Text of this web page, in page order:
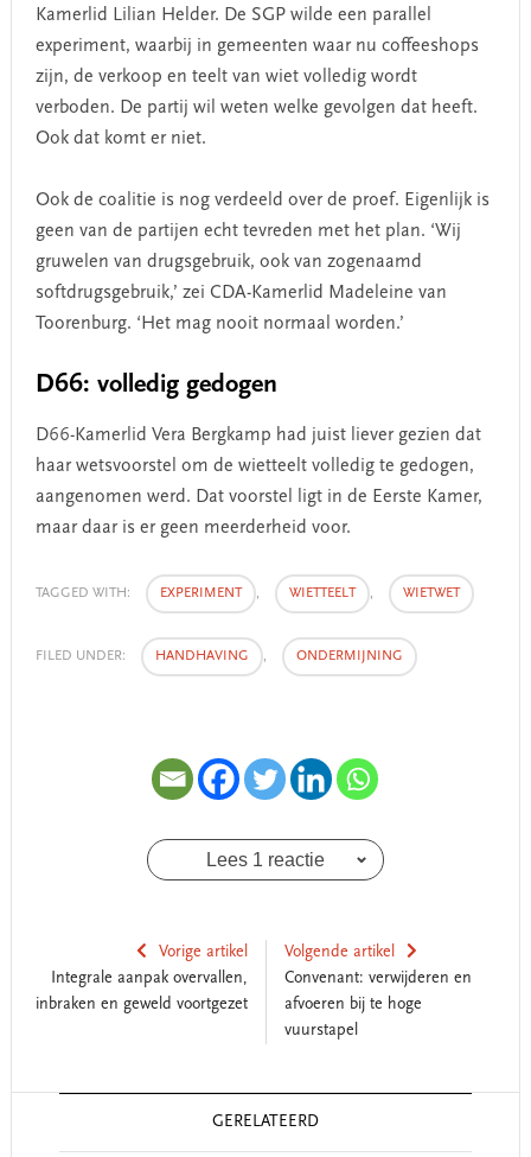
Kamerlid Lilian Helder. De SGP wilde een parallel
experiment, waarbij in gemeenten waar nu coffeeshops
zijn, de verkoop en teelt van wiet volledig wordt
verboden. De partij wil weten welke gevolgen dat heeft.
Ook dat komt er niet.
Ook de coalitie is nog verdeeld over de proef. Eigenlijk is
geen van de partijen echt tevreden met het plan. ‘Wij
gruwelen van drugsgebruik, ook van zogenaamd
softdrugsgebruik,’ zei CDA-Kamerlid Madeleine van
Toorenburg. ‘Het mag nooit normaal worden.’
D66: volledig gedogen
D66-Kamerlid Vera Bergkamp had juist liever gezien dat
haar wetsvoorstel om de wietteelt volledig te gedogen,
aangenomen werd. Dat voorstel ligt in de Eerste Kamer,
maar daar is er geen meerderheid voor.
TAGGED WITH: EXPERIMENT , WIETTEELT , WIETWET
FILED UNDER: HANDHAVING , ONDERMIJNING
Lees 1 reactie
Vorige artikel
Integrale aanpak overvallen,
inbraken en geweld voortgezet
Volgende artikel
Convenant: verwijderen en
afvoeren bij te hoge
vuurstapel
GERELATEERD